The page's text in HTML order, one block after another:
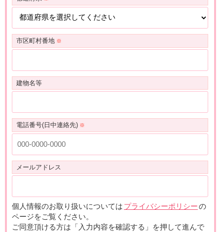
市区町村番地
建物名等
電話番号(日中連絡先)
メールアドレス
個人情報のお取り扱いについては プライバシーポリシーの
ページをご覧ください。
ご同意頂ける方は「入力内容を確認する」を押して進んで